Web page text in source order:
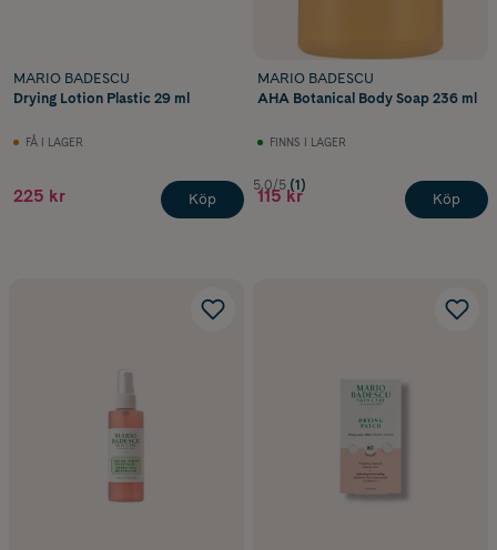
MARIO BADESCU
Drying Lotion Plastic 29 ml
FÅ I LAGER
225 kr Köp
MARIO BADESCU
AHA Botanical Body Soap 236 ml
FINNS I LAGER
5.0/5 (1)
115 kr Köp